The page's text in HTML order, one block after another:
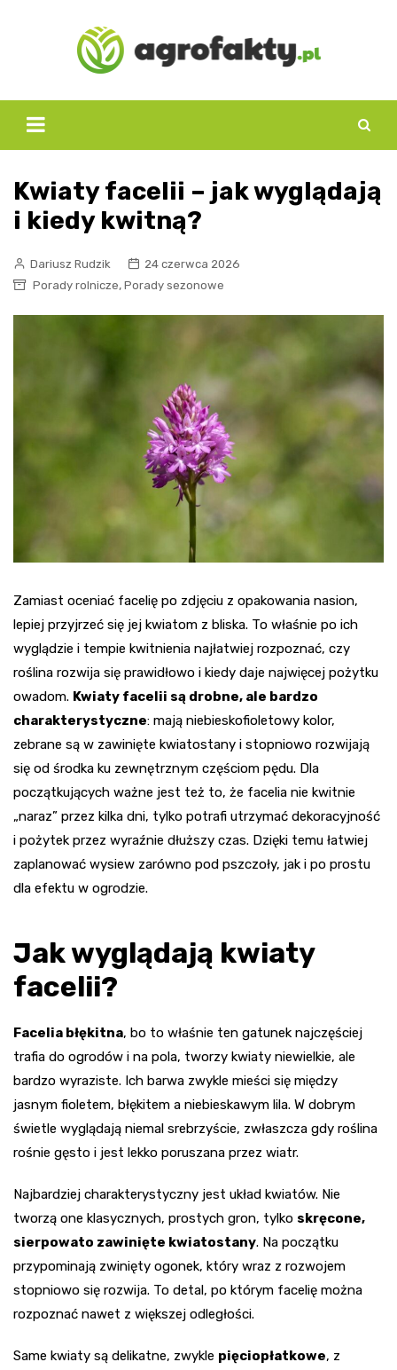
Kwiaty facelii – jak wyglądają
i kiedy kwitną?
Dariusz Rudzik
24 czerwca 2026
Porady rolnicze, Porady sezonowe
Zamiast oceniać facelię po zdjęciu z opakowania nasion,
lepiej przyjrzeć się jej kwiatom z bliska. To właśnie po ich
wyglądzie i tempie kwitnienia najłatwiej rozpoznać, czy
roślina rozwija się prawidłowo i kiedy daje najwięcej pożytku
owadom. Kwiaty facelii są drobne, ale bardzo
charakterystyczne: mają niebieskofioletowy kolor,
zebrane są w zawinięte kwiatostany i stopniowo rozwijają
się od środka ku zewnętrznym częściom pędu. Dla
początkujących ważne jest też to, że facelia nie kwitnie
„naraz” przez kilka dni, tylko potrafi utrzymać dekoracyjność
i pożytek przez wyraźnie dłuższy czas. Dzięki temu łatwiej
zaplanować wysiew zarówno pod pszczoły, jak i po prostu
dla efektu w ogrodzie.
Jak wyglądają kwiaty
facelii?
Facelia błękitna, bo to właśnie ten gatunek najczęściej
trafia do ogrodów i na pola, tworzy kwiaty niewielkie, ale
bardzo wyraziste. Ich barwa zwykle mieści się między
jasnym fioletem, błękitem a niebieskawym lila. W dobrym
świetle wyglądają niemal srebrzyście, zwłaszcza gdy roślina
rośnie gęsto i jest lekko poruszana przez wiatr.
Najbardziej charakterystyczny jest układ kwiatów. Nie
tworzą one klasycznych, prostych gron, tylko skręcone,
sierpowato zawinięte kwiatostany. Na początku
przypominają zwinięty ogonek, który wraz z rozwojem
stopniowo się rozwija. To detal, po którym facelię można
rozpoznać nawet z większej odległości.
Same kwiaty są delikatne, zwykle pięciopłatkowe, z